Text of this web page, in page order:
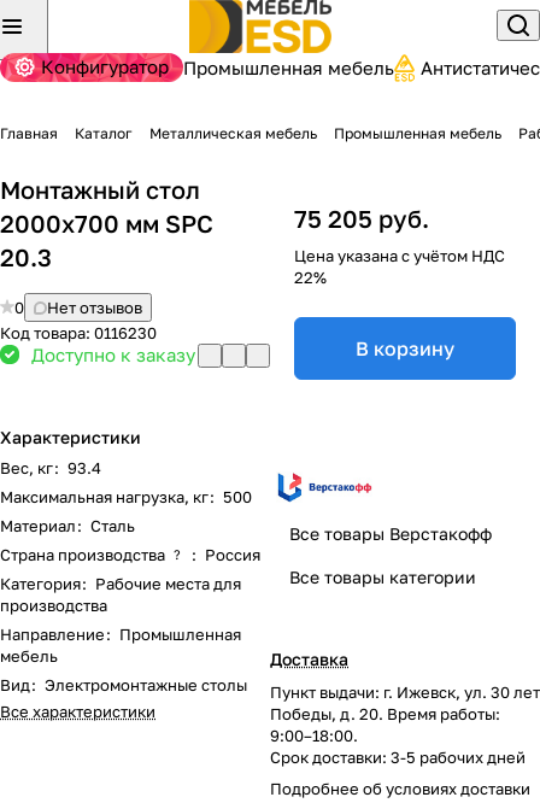
Конфигуратор Промышленная мебель
Главная Каталог Металлическая мебель Промышленная мебель
Монтажный стол
2000х700 мм SPC
20.3
0
Нет отзывов
Код товара: 0116230
Доступно к заказу
Характеристики
Вес, кг: 93.4
Максимальная нагрузка, кг: 500
Материал: Сталь
Страна производства ? : Россия
Категория: Рабочие места для
производства
Направление: Промышленная
мебель
Вид: Электромонтажные столы
Все характеристики
75 205 руб.
Цена указана с учётом НДС
22%
В корзину
Все товары Верстакофф
Все товары категории
Доставка
Пункт выдачи: г. Ижевск, ул. 30 лет
Победы, д. 20. Время работы:
9:00–18:00.
Срок доставки: 3-5 рабочих дней
Подробнее обусловиях доставки